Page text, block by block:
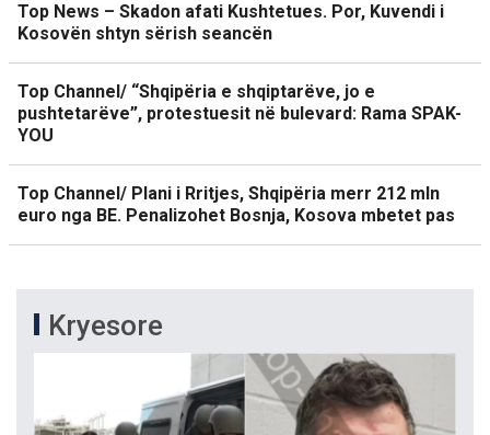
Top News – Skadon afati Kushtetues. Por, Kuvendi i
Kosovën shtyn sërish seancën
Top Channel/ “Shqipëria e shqiptarëve, jo e
pushtetarëve”, protestuesit në bulevard: Rama SPAK-
YOU
Top Channel/ Plani i Rritjes, Shqipëria merr 212 mln
euro nga BE. Penalizohet Bosnja, Kosova mbetet pas
Kryesore